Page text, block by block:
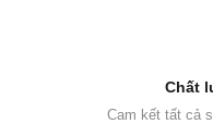
Chất
Cam kết tất cả